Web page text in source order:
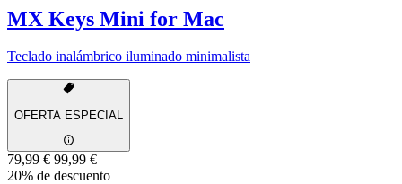
MX Keys Mini for Mac
Teclado inalámbrico iluminado minimalista
OFERTA ESPECIAL
79,99 € 99,99 €
20% de descuento